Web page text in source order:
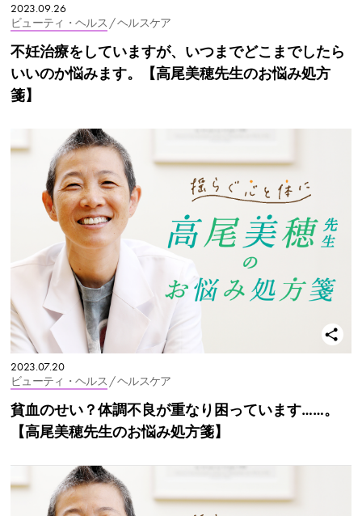
2023.09.26
ビューティ・ヘルス / ヘルスケア
不妊治療をしていますが、いつまでどこまでしたら
いいのか悩みます。【高尾美穂先生のお悩み処方
箋】
2023.07.20
ビューティ・ヘルス / ヘルスケア
貧血のせい？体調不良が重なり困っています……。
【高尾美穂先生のお悩み処方箋】